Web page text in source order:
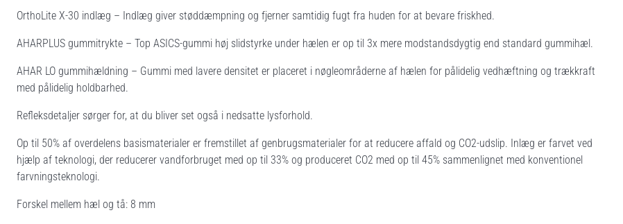
OrthoLite X-30 indlæg – Indlæg giver støddæmpning og fjerner samtidig fugt fra huden for at bevare friskhed.
AHARPLUS gummitrykte – Top ASICS-gummi høj slidstyrke under hælen er op til 3x mere modstandsdygtig end standard gummihæl.
AHAR LO gummihældning – Gummi med lavere densitet er placeret i nøgleområderne af hælen for pålidelig vedhæftning og trækkraft
med pålidelig holdbarhed.
Refleksdetaljer sørger for, at du bliver set også i nedsatte lysforhold.
Op til 50% af overdelens basismaterialer er fremstillet af genbrugsmaterialer for at reducere affald og CO2-udslip. Inlæg er farvet ved
hjælp af teknologi, der reducerer vandforbruget med op til 33% og produceret CO2 med op til 45% sammenlignet med konventionel
farvningsteknologi.
Forskel mellem hæl og tå: 8 mm